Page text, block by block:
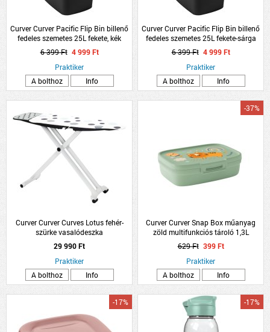
Curver Curver Pacific Flip Bin billenő
fedeles szemetes 25L fekete, kék
6 399 Ft 4 999 Ft
Praktiker
A bolthoz
Info
Curver Curver Pacific Flip Bin billenő
fedeles szemetes 25L fekete-sárga
6 399 Ft 4 999 Ft
Praktiker
A bolthoz
Info
Curver Curver Curves Lotus fehér-
szürke vasalódeszka
29 990 Ft
Praktiker
A bolthoz
Info
Curver Curver Snap Box műanyag
zöld multifunkciós tároló 1,3L
-37%
629 Ft 399 Ft
Praktiker
A bolthoz
Info
-17% -17%